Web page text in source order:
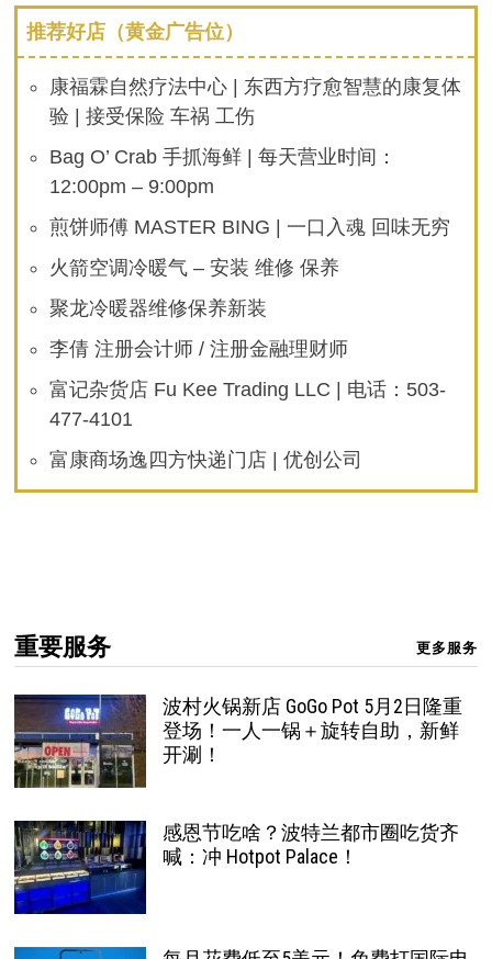
推荐好店（黄金广告位）
康福霖自然疗法中心 | 东西方疗愈智慧的康复体
验 | 接受保险 车祸 工伤
Bag O’ Crab 手抓海鲜 | 每天营业时间：
12:00pm – 9:00pm
煎饼师傅 MASTER BING | 一口入魂 回味无穷
火箭空调冷暖气 – 安装 维修 保养
聚龙冷暖器维修保养新装
李倩 注册会计师 / 注册金融理财师
富记杂货店 Fu Kee Trading LLC | 电话：503-
477-4101
富康商场逸四方快递门店 | 优创公司
重要服务 更多服务
波村火锅新店 GoGo Pot 5月2日隆重
登场！一人一锅＋旋转自助，新鲜
开涮！
感恩节吃啥？波特兰都市圈吃货齐
喊：冲 Hotpot Palace！